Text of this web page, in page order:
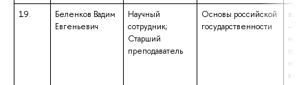
19.
Беленков Вадим
Евгеньевич
Научный
сотрудник;
Старший
преподаватель
Основы российской
государственности
–